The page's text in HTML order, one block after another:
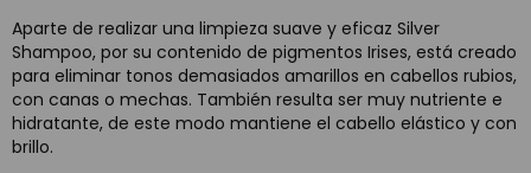
Aparte de realizar una limpieza suave y eficaz Silver
Shampoo, por su contenido de pigmentos Irises, está creado
para eliminar tonos demasiados amarillos en cabellos rubios,
con canas o mechas. También resulta ser muy nutriente e
hidratante, de este modo mantiene el cabello elástico y con
brillo.